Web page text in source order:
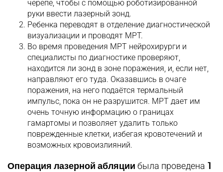
черепе, чтобы с помощью роботизированной
руки ввести лазерный зонд.
Ребенка переводят в отделение диагностической
визуализации и проводят МРТ.
Во время проведения МРТ нейрохирурги и
специалисты по диагностике проверяют,
находится ли зонд в зоне поражения, и, если нет,
направляют его туда. Оказавшись в очаге
поражения, на него подаётся термальный
импульс, пока он не разрушится. МРТ дает им
очень точную информацию о границах
гамартомы и позволяет удалить только
поврежденные клетки, избегая кровотечений и
возможных кровоизлияний.
Операция лазерной абляции была проведена 1